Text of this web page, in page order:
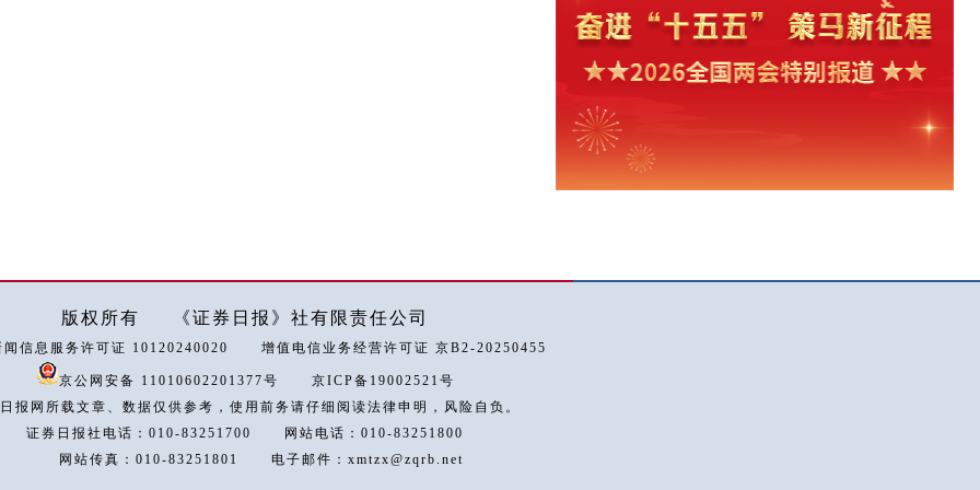
版权所有 《证券日报》社有限责任公司
闻信息服务许可证 10120240020 增值电信业务经营许可证 京B2-20250455
京公网安备 11010602201377号
京ICP备19002521号
报网所载文章、数据仅供参考，使用前务请仔细阅读法律申明，风险自负。
证券日报社电话：010-83251700
网站电话：010-83251800
网站传真：010-83251801
电子邮件：xmtzx@zqrb.net